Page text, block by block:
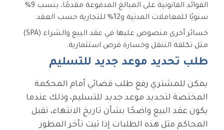
الفوائد القانونية على المبالغ المدفوعة مقدمًا، بنسب 9%
سنويًا للمعاملات المدنية و12% للتجارية حسب العقد.
خسائر أخرى منصوص عليها في عقد البيع والشراء (SPA)
مثل تكلفة التنقل وخسارة فرص استثمارية.
طلب تحديد موعد جديد للتسليم
يمكن للمشتري رفع طلب قضائي أمام المحكمة
المختصة لتحديد موعد جديد للتسليم، وذلك عندما
يكون عقد البيع واضحًا بشأن تاريخ الانتهاء، تقبل
المحاكم مثل هذه الطلبات إذا ثبت تأخر المطور